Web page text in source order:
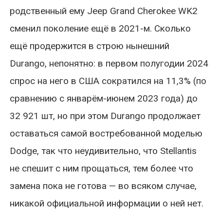
родственный ему Jeep Grand Cherokee WK2
сменил поколение ещё в 2021-м. Сколько
ещё продержится в строю нынешний
Durango, непонятно: в первом полугодии 2024
спрос на него в США сократился на 11,3% (по
сравнению с январём-июнем 2023 года) до
32 921 шт, но при этом Durango продолжает
оставаться самой востребованной моделью
Dodge, так что неудивительно, что Stellantis
не спешит с ним прощаться, тем более что
замена пока не готова — во всяком случае,
никакой официальной информации о ней нет.